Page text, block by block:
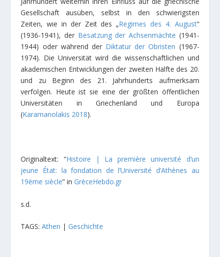
Gesellschaft ausüben, selbst in den schwierigsten
Zeiten, wie in der Zeit des „Regimes des 4. August“
(1936-1941), der Besatzung der Achsenmächte (1941-
1944) oder während der Diktatur der Obristen (1967-
1974). Die Universität wird die wissenschaftlichen und
akademischen Entwicklungen der zweiten Hälfte des 20.
und zu Beginn des 21. Jahrhunderts aufmerksam
verfolgen. Heute ist sie eine der größten öffentlichen
Universitäten in Griechenland und Europa
(Karamanolakis 2018).
Originaltext: “Histoire | La première université d’un
jeune État: la fondation de l’Université d’Athènes au
19ème siècle” inGrèceHebdo.gr
s.d.
TAGS:Athen |Geschichte